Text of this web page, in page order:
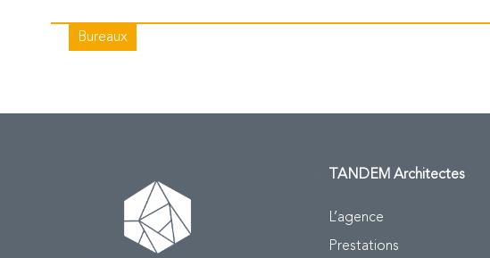
Bureaux
TANDEM Architectes
L’agence
Prestations